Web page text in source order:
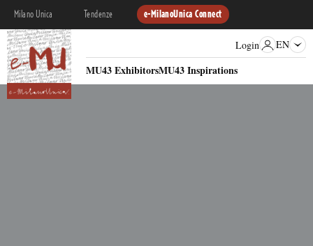
Milano Unica Tendenze e-MilanoUnica Connect
MU43 ExhibitorsMU43 Inspirations
Login EN